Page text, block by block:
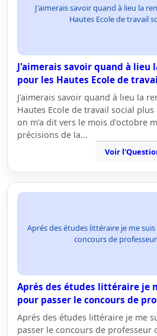
J'aimerais savoir quand à lieu la
Hautes Ecole de travail
J'aimerais savoir quand à lieu
pour les Hautes Ecole de
J'aimerais savoir quand à lieu la
Hautes Ecole de travail social
on m'a dit vers le mois d'octobre
précisions de la…
Voir
Aprés des études littéraire je me
concours de
Aprés des études littéraire je
pour passer le concours de
Aprés des études littéraire je me
passer le concours de professeur